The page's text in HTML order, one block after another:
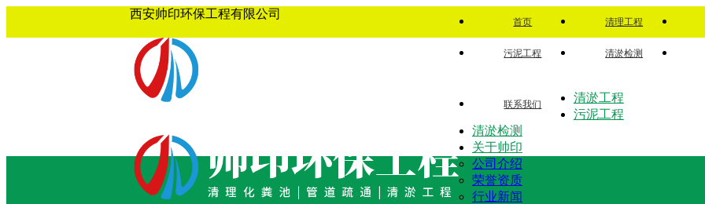
西安帅印环保工程有限公司
首页 清理工程
污泥工程 清淤检测
联系我们
清淤工程
污泥工程
清淤检测
关于帅印
公司介绍
荣誉资质
行业新闻